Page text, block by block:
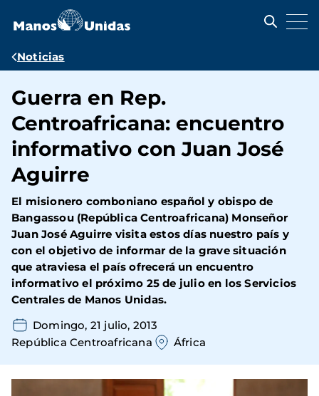
contenido
Ruta
navegación
Noticias
Guerra en Rep.
Centroafricana: encuentro
informativo con Juan José
Aguirre
El misionero comboniano español y obispo de
Bangassou (República Centroafricana) Monseñor
Juan José Aguirre visita estos días nuestro país y
con el objetivo de informar de la grave situación
que atraviesa el país ofrecerá un encuentro
informativo el próximo 25 de julio en los Servicios
Centrales de Manos Unidas.
Domingo, 21 julio, 2013
República Centroafricana
África